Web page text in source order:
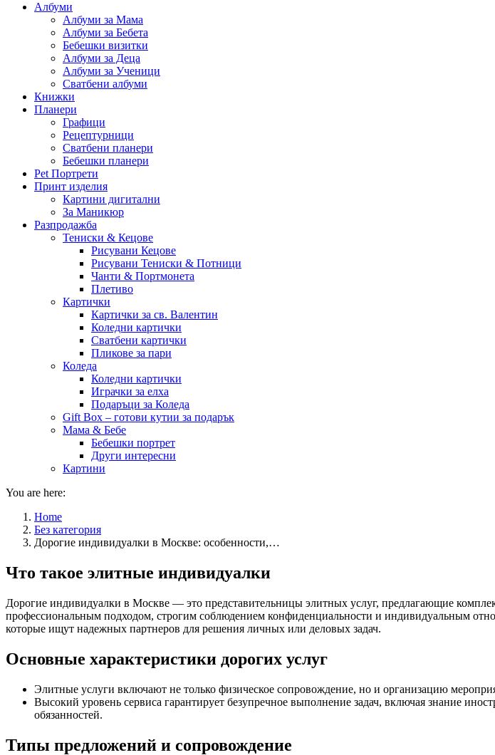
Албуми
Албуми за Мама
Албуми за Бебета
Бебешки визитки
Албуми за Деца
Албуми за Ученици
Сватбени албуми
Книжки
Планери
Графици
Рецептурници
Сватбени планери
Бебешки планери
Pet Портрети
Принт изделия
Картини дигитални
За Маникюр
Разпродажба
Тениски & Кецове
Рисувани Кецове
Рисувани Тениски & Потници
Чанти & Портмонета
Плетиво
Картички
Картички за св. Валентин
Коледни картички
Сватбени картички
Пликове за пари
Коледа
Коледни картички
Играчки за елха
Подаръци за Коледа
Gift Box – готови кутии за подарък
Мама & Бебе
Бебешки портрет
Други интересни
Картини
You are here:
Home
Без категория
Дорогие индивидуалки в Москве: особенности,…
Что такое элитные индивидуалки
Дорогие индивидуалки в Москве — это представительницы элитных услуг, предлагающие
профессиональным подходом, строгим соблюдением конфиденциальности и индивидуальным
которые ищут надежных партнеров для решения личных или деловых задач.
Основные характеристики дорогих услуг
Элитные услуги включают не только физическое сопровождение, но и организацию
Высокий уровень сервиса гарантирует безупречное выполнение задач, включая знание
обязанностей.
Типы предложений и сопровождение